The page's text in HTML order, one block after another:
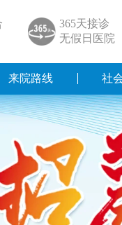
365天接诊
无假日医院
来院路线 社